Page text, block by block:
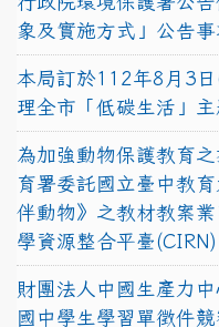
象及實施方式」公告
本局訂於112年8月3
理全市「低碳生活」主
為加強動物保護教育
育署委託國立臺中教
伴動物》之教材教案
學資源整合平臺(CIRN)
財團法人中國生產力
國中學生學習單徵件競